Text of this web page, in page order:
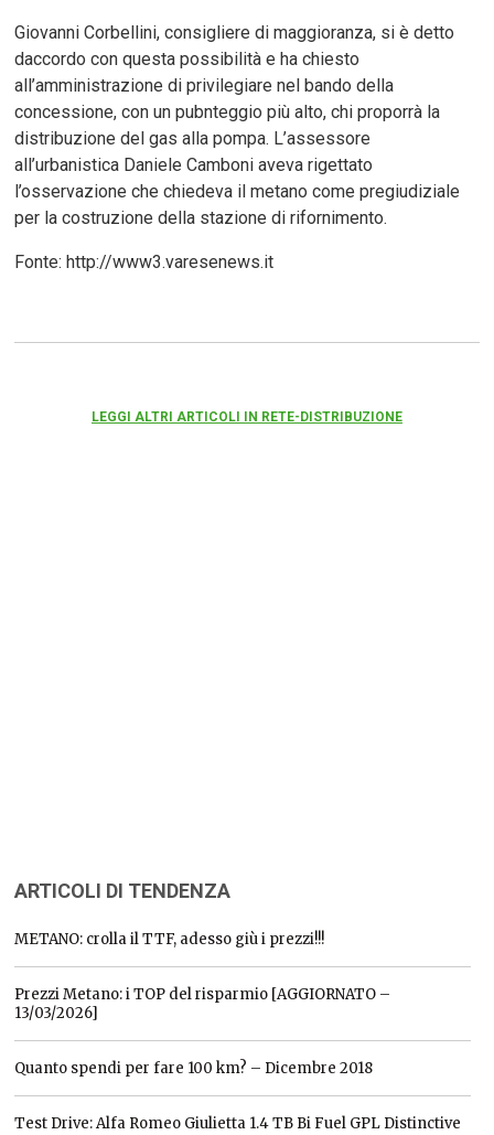
Giovanni Corbellini, consigliere di maggioranza, si è detto
daccordo con questa possibilità e ha chiesto
all’amministrazione di privilegiare nel bando della
concessione, con un pubnteggio più alto, chi proporrà la
distribuzione del gas alla pompa. L’assessore
all’urbanistica Daniele Camboni aveva rigettato
l’osservazione che chiedeva il metano come pregiudiziale
per la costruzione della stazione di rifornimento.
Fonte: http://www3.varesenews.it
LEGGI ALTRI ARTICOLI IN RETE-DISTRIBUZIONE
ARTICOLI DI TENDENZA
METANO: crolla il TTF, adesso giù i prezzi!!!
Prezzi Metano: i TOP del risparmio [AGGIORNATO –
13/03/2026]
Quanto spendi per fare 100 km? – Dicembre 2018
Test Drive: Alfa Romeo Giulietta 1.4 TB Bi Fuel GPL Distinctive